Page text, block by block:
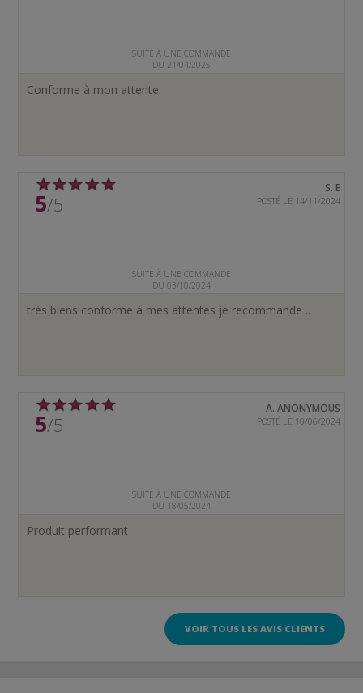
SUITE À UNE COMMANDE
DU 21/04/2025
Conforme à mon attente.
S. E
POSTÉ LE 14/11/2024
5/5
SUITE À UNE COMMANDE
DU 03/10/2024
très biens conforme à mes attentes je recommande ..
A. ANONYMOUS
POSTÉ LE 10/06/2024
5/5
SUITE À UNE COMMANDE
DU 18/05/2024
Produit performant
VOIR TOUS LES AVIS CLIENTS